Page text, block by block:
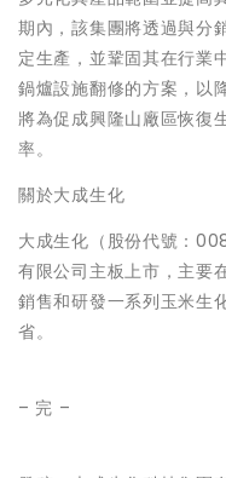
期內，該集團將透過與分
定生產，並鞏固其在行業
鍋爐設施翻修的方案，以
將為促成興隆山廠區恢復
率。
關於大成生化
大成生化（股份代號：
有限公司主板上市，主要
銷售和研發一系列玉米生
省。
– 完 –